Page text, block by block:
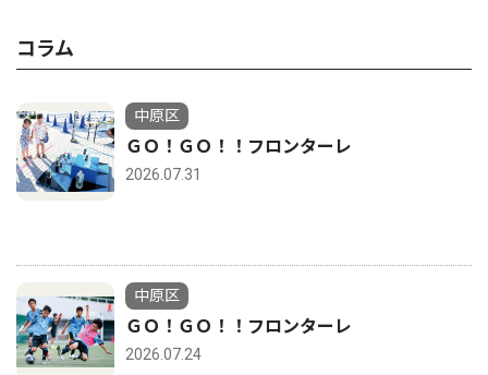
コラム
中原区
ＧＯ！ＧＯ！！フロンターレ
2026.07.31
中原区
ＧＯ！ＧＯ！！フロンターレ
2026.07.24